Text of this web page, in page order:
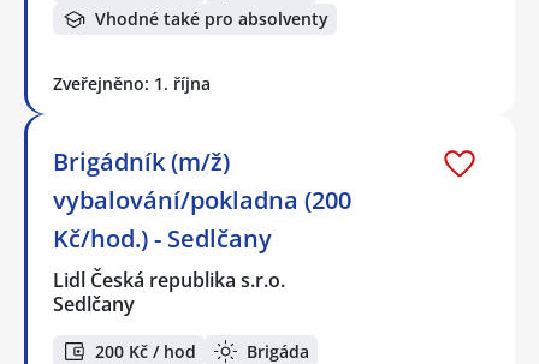
Vhodné také pro absolventy
Zveřejněno: 1. října
Brigádník (m/ž)
vybalování/pokladna (200
Kč/hod.) - Sedlčany
Lidl Česká republika s.r.o.
Sedlčany
200 Kč / hod
Brigáda